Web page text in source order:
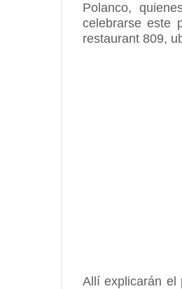
Polanco,
celebrarse este
restaurant 809,
Allí explicarán el